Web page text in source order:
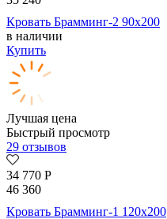
Кровать Брамминг-2 90х200
в наличии
Купить
Лучшая цена
Быстрый просмотр
29 отзывов
34 770 Р
46 360
Кровать Брамминг-1 120х200